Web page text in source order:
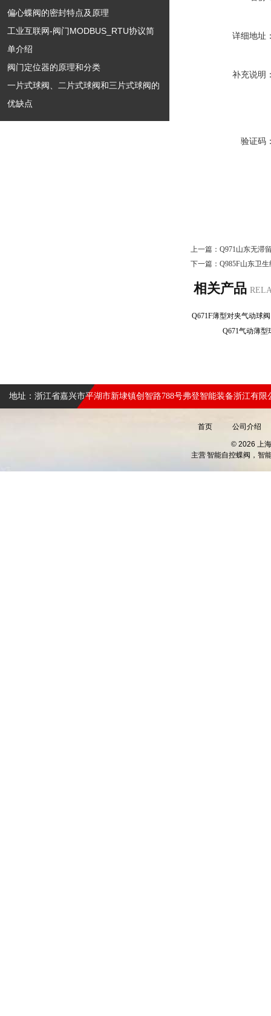
偏心蝶阀的密封特点及原理
工业互联网-阀门MODBUS_RTU协议简
单介绍
阀门定位器的原理和分类
一片式球阀、二片式球阀和三片式球阀的
优缺点
详细地址
补充说明
验证码
上一篇： Q971山东无滞
下一篇： Q985F山东卫
相关产品
Q671气动薄
地址：浙江省嘉兴市平湖市新埭镇创智路788号弗登智能装备浙江有限
首页 公司介绍
© 2026 上
主营智能自控蝶阀，智